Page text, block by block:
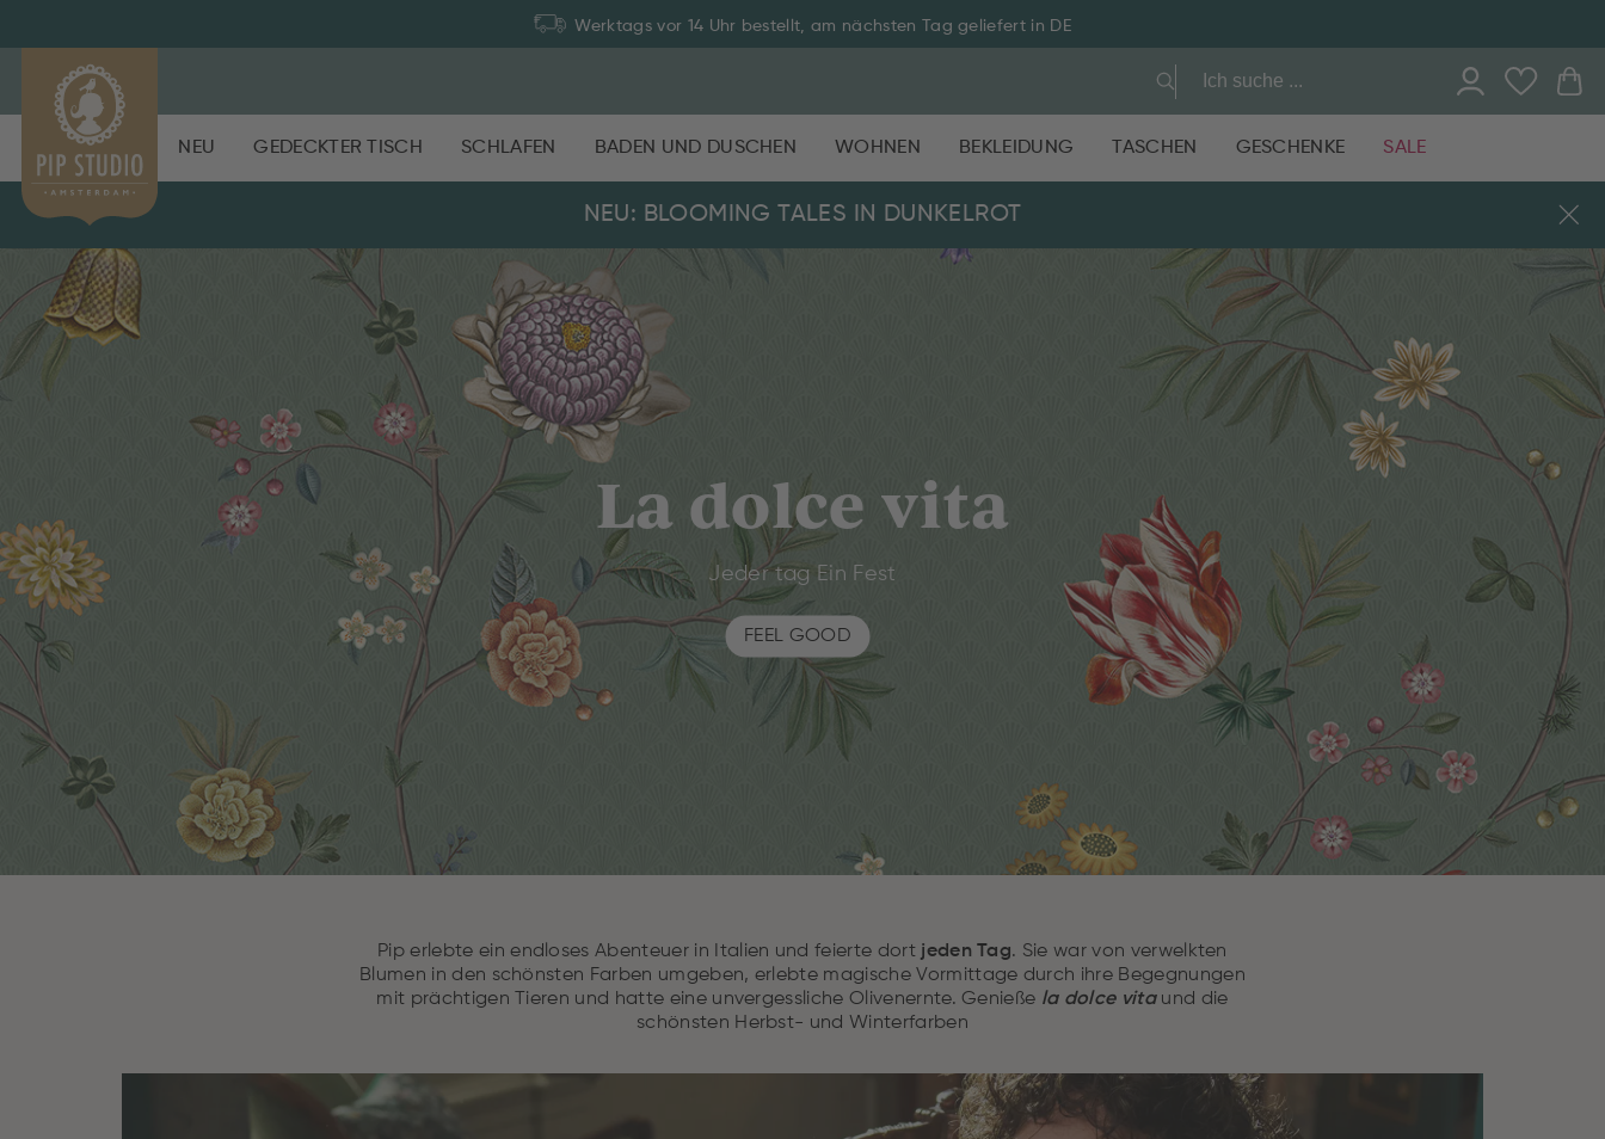
Zahlung auf Rechnung: 30 Tage Rückgaberecht
NEU GEDECKTER TISCH SCHLAFEN BADEN UND DUSCHEN WOHNEN BEKLEIDUNG TASCHEN GESCHENKE SALE
NEU: BLOOMING TALES IN DUNKELROT
La dolce vita
Jeder tag Ein Fest
FEEL GOOD
Pip erlebte ein endloses Abenteuer in Italien und feierte dort jeden Tag. Sie war von verwelkten
Blumen in den schönsten Farben umgeben, erlebte magische Vormittage durch ihre Begegnungen
mit prächtigen Tieren und hatte eine unvergessliche Olivenernte. Genieße la dolce vita und die
schönsten Herbst- und Winterfarben